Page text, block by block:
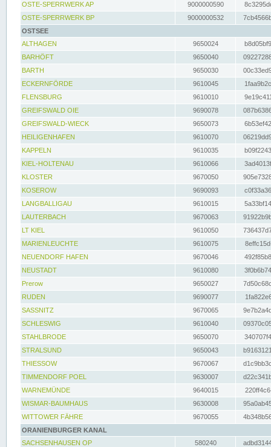
OSTE-SPERRWERK AP
9000000590
OSTE-SPERRWERK BP
9000000532
OSTSEE
ALTHAGEN
9650024
BARHÖFT
9650040
BARTH
9650030
ECKERNFÖRDE
9610045
FLENSBURG
9610010
GREIFSWALD OIE
9690078
GREIFSWALD-WIECK
9650073
HEILIGENHAFEN
9610070
KAPPELN
9610035
KIEL-HOLTENAU
9610066
KLOSTER
9670050
KOSEROW
9690093
LANGBALLIGAU
9610015
LAUTERBACH
9670063
LT KIEL
9610050
MARIENLEUCHTE
9610075
NEUENDORF HAFEN
9670046
NEUSTADT
9610080
Prerow
9650027
RUDEN
9690077
SASSNITZ
9670065
SCHLESWIG
9610040
STAHLBRODE
9650070
STRALSUND
9650043
THIESSOW
9670067
TIMMENDORF POEL
9630007
WARNEMÜNDE
9640015
WISMAR-BAUMHAUS
9630008
WITTOWER FÄHRE
9670055
ORANIENBURGER KANAL
SACHSENHAUSEN OP
580240